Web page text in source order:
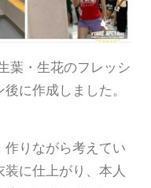
葉・生花のフレッシ
に作成しました。
りながら考えてい
に仕上がり、本人